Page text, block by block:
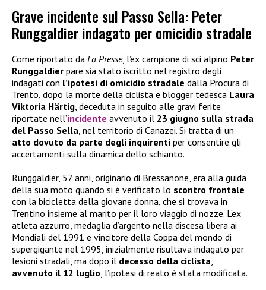
Grave incidente sul Passo Sella: Peter
Runggaldier indagato per omicidio stradale
Come riportato da La Presse, l’ex campione di sci alpino Peter
Runggaldier pare sia stato iscritto nel registro degli
indagati con l’ipotesi di omicidio stradale dalla Procura di
Trento, dopo la morte della ciclista e blogger tedesca Laura
Viktoria Härtig, deceduta in seguito alle gravi ferite
riportate nell’incidente avvenuto il 23 giugno sulla strada
del Passo Sella, nel territorio di Canazei. Si tratta di un
atto dovuto da parte degli inquirenti per consentire gli
accertamenti sulla dinamica dello schianto.
Runggaldier, 57 anni, originario di Bressanone, era alla guida
della sua moto quando si è verificato lo scontro frontale
con la bicicletta della giovane donna, che si trovava in
Trentino insieme al marito per il loro viaggio di nozze. L’ex
atleta azzurro, medaglia d’argento nella discesa libera ai
Mondiali del 1991 e vincitore della Coppa del mondo di
supergigante nel 1995, inizialmente risultava indagato per
lesioni stradali, ma dopo il decesso della ciclista,
avvenuto il 12 luglio, l’ipotesi di reato è stata modificata.